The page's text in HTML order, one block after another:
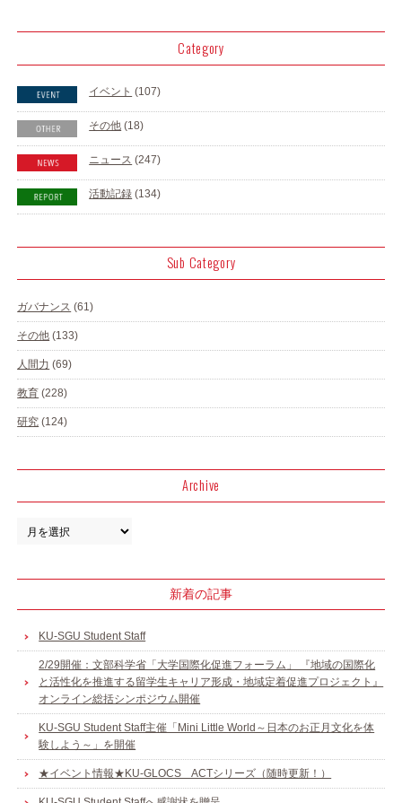
Category
イベント (107)
その他 (18)
ニュース (247)
活動記録 (134)
Sub Category
ガバナンス (61)
その他 (133)
人間力 (69)
教育 (228)
研究 (124)
Archive
新着の記事
KU-SGU Student Staff
2/29開催：文部科学省「大学国際化促進フォーラム」 『地域の国際化
と活性化を推進する留学生キャリア形成・地域定着促進プロジェクト』
オンライン総括シンポジウム開催
KU-SGU Student Staff主催「Mini Little World～日本のお正月文化を体
験しよう～」を開催
★イベント情報★KU-GLOCS ACTシリーズ（随時更新！）